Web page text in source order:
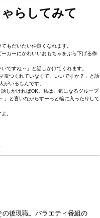
らしてみて
もだいたい仲良くなれます。
カーにかわいいおもちゃをぶら下げる作
ですね～」と話しかけてくれます。
友つくれていなくて、いいですか？」と話
がいるもんです。
しかければOK。私は、気になるグループ
」と言いながらすーっと輪に入ったりして
よ。
後現職。バラエティ番組の